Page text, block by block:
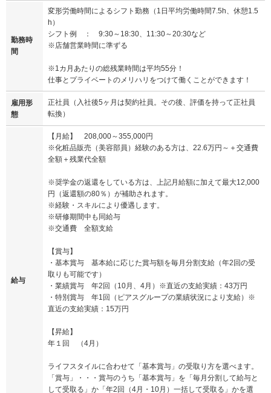
勤務時
間
変形労働時間によるシフト勤務（1日平均労働時間7.5h、休憩1.5
h）
シフト例 ： 9:30～18:30、11:30～20:30など
※店舗営業時間に準ずる
※1カ月あたりの総残業時間は平均55分！
仕事とプライベートのメリハリをつけて働くことができます！
雇用形
態
正社員（入社後5ヶ月は契約社員。その後、評価を持って正社員
転換）
給与
【月給】 208,000～355,000円
※化粧品販売（美容部員）経験のある方は、22.6万円～＋交通費
全額＋残業代全額
※奨学金の返還をしている方は、上記月給額に加えて最大12,000
円（返還額の80％）が補助されます。
※経験・スキルにより優遇します。
※研修期間中も同給与
※交通費 全額支給
【賞与】
・基本賞与 基本給に応じた賞与額を毎月分割支給（年2回の受
取りも可能です）
・業績賞与 年2回（10月、4月）※直近の支給実績：43万円
・特別賞与 年1回（ピアスグループの業績状況により支給）※
直近の支給実績：15万円
【昇給】
年１回 （4月）
ライフスタイルに合わせて「基本賞与」の受取り方を選べます。
「賞与」・・・賞与のうち「基本賞与」を「毎月分割して給与と
して受取る」か「年2回（4月・10月）一括して受取る」かを選